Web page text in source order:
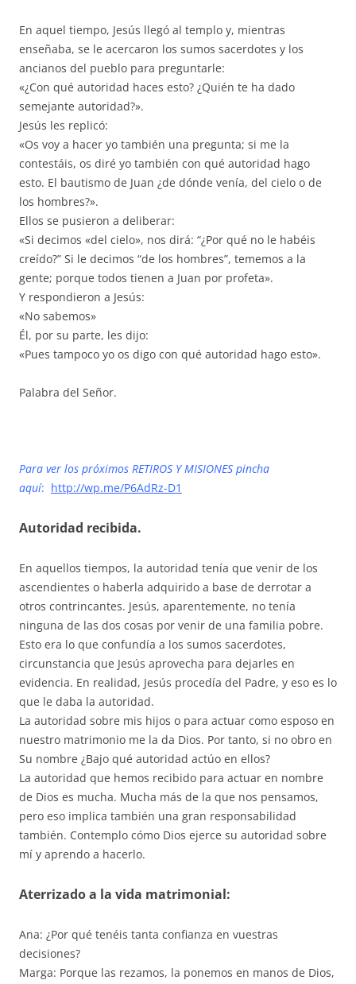
En aquel tiempo, Jesús llegó al templo y, mientras
enseñaba, se le acercaron los sumos sacerdotes y los
ancianos del pueblo para preguntarle:
«¿Con qué autoridad haces esto? ¿Quién te ha dado
semejante autoridad?».
Jesús les replicó:
«Os voy a hacer yo también una pregunta; si me la
contestáis, os diré yo también con qué autoridad hago
esto. El bautismo de Juan ¿de dónde venía, del cielo o de
los hombres?».
Ellos se pusieron a deliberar:
«Si decimos «del cielo», nos dirá: “¿Por qué no le habéis
creído?” Si le decimos “de los hombres”, tememos a la
gente; porque todos tienen a Juan por profeta».
Y respondieron a Jesús:
«No sabemos»
Él, por su parte, les dijo:
«Pues tampoco yo os digo con qué autoridad hago esto».
Palabra del Señor.
Para ver los próximos RETIROS Y MISIONES pincha
aquí: http://wp.me/P6AdRz-D1
Autoridad recibida.
En aquellos tiempos, la autoridad tenía que venir de los
ascendientes o haberla adquirido a base de derrotar a
otros contrincantes. Jesús, aparentemente, no tenía
ninguna de las dos cosas por venir de una familia pobre.
Esto era lo que confundía a los sumos sacerdotes,
circunstancia que Jesús aprovecha para dejarles en
evidencia. En realidad, Jesús procedía del Padre, y eso es lo
que le daba la autoridad.
La autoridad sobre mis hijos o para actuar como esposo en
nuestro matrimonio me la da Dios. Por tanto, si no obro en
Su nombre ¿Bajo qué autoridad actúo en ellos?
La autoridad que hemos recibido para actuar en nombre
de Dios es mucha. Mucha más de la que nos pensamos,
pero eso implica también una gran responsabilidad
también. Contemplo cómo Dios ejerce su autoridad sobre
mí y aprendo a hacerlo.
Aterrizado a la vida matrimonial:
Ana: ¿Por qué tenéis tanta confianza en vuestras
decisiones?
Marga: Porque las rezamos, la ponemos en manos de Dios,